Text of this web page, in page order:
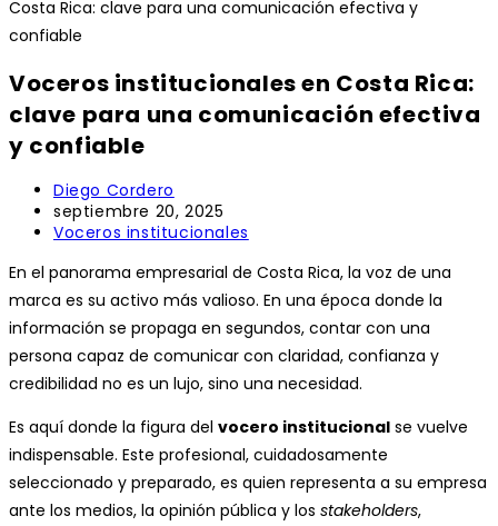
Voceros institucionales en Costa Rica:
clave para una comunicación efectiva
y confiable
Autor
de
la
Diego Cordero
Publicación
de
entrada:
septiembre 20, 2025
Categoría
la
entrada:
Voceros institucionales
En el panorama empresarial de Costa Rica, la voz de una
marca es su activo más valioso. En una época donde la
información se propaga en segundos, contar con una
persona capaz de comunicar con claridad, confianza y
credibilidad no es un lujo, sino una necesidad.
Es aquí donde la figura del vocero institucional se vuelve
indispensable. Este profesional, cuidadosamente
seleccionado y preparado, es quien representa a su empresa
ante los medios, la opinión pública y los stakeholders,